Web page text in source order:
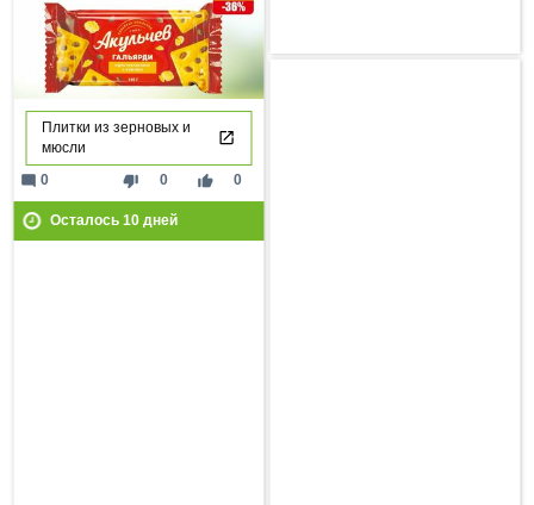
Плитки из зерновых и
мюсли
thumb_down 0 thumb_up 0
mode_comment 0
Осталось 10дней